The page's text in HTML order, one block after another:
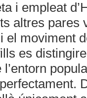
i empleat
altres pares
el moviment
es